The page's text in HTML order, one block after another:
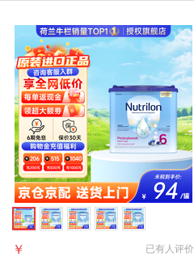
已有人评价
￥